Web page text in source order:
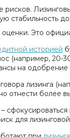
рисков.
стабильность
Это
историей
(например, 20-
на одобрение
лизинга
отнести более
для